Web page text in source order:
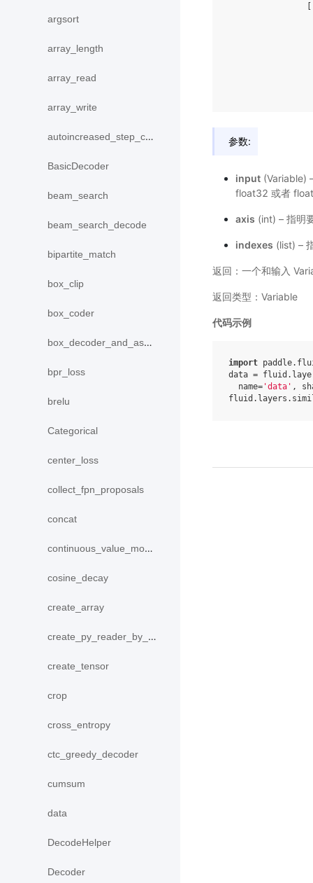
argsort
array_length
array_read
array_write
autoincreased_step_counter
BasicDecoder
beam_search
beam_search_decode
bipartite_match
box_clip
box_coder
box_decoder_and_assign
bpr_loss
brelu
Categorical
center_loss
collect_fpn_proposals
concat
continuous_value_model
cosine_decay
create_array
create_py_reader_by_data
create_tensor
crop
cross_entropy
ctc_greedy_decoder
cumsum
data
DecodeHelper
Decoder
参数:
input(Variable)
float32 或者
axis (int) – 指明
indexes (list) –
返回：一个和输入
返回类型：Variable
代码示例
import
data = fluid .
name= 'data' ,
fluid . layers .